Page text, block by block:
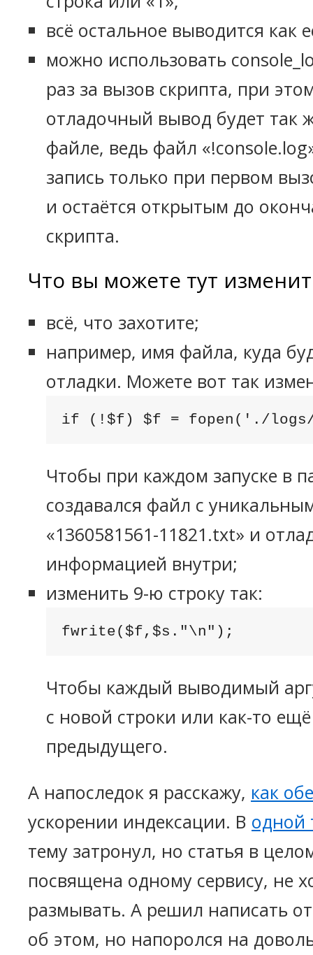
всё остальное выводится как
можно использовать
раз за вызов скрипта, при
отладочный вывод будет так
файле, ведь файл
запись только при первом
и остаётся открытым до
скрипта.
Что вы можете тут
всё, что захотите;
например, имя файла, куда
отладки. Можете вот так
if (!$f) $f = fopen('./
Чтобы при каждом запуске в
создавался файл с
«1360581561-11821.txt» и
информацией внутри;
изменить 9-ю строку так:
fwrite($f,$s."\n");
Чтобы каждый выводимый
с новой строки или как-то
предыдущего.
А напоследок я расскажу, как
ускорении индексации. В одной
тему затронул, но статья в
посвящена одному сервису, не
размывать. А решил написать
об этом, но напоролся на